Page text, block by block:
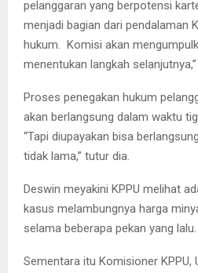
pelanggaran yang berpotensi
menjadi bagian dari pendalaman
hukum. Komisi akan
menentukan langkah
Proses penegakan hukum
akan berlangsung dalam waktu
“Tapi diupayakan bisa
tidak lama,” tutur dia.
Deswin meyakini KPPU melihat
kasus melambungnya harga
selama beberapa pekan yang lalu.
Sementara itu Komisioner KPPU,